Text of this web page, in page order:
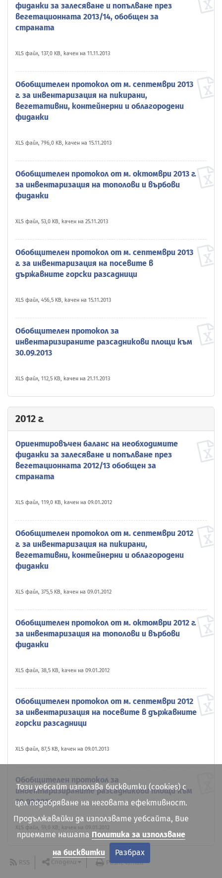
фиданки за залесяване и попълване през
вегетационната 2013/14, обобщен за
страната
XLS файл, 137,0 KB, качен на 11.11.2013
Обобщителен протокол от м. септември 2013
г. за инвентаризация на пикирани,
вегетативни, контейнерни и облагородени
фиданки
XLS файл, 796,0 KB, качен на 15.11.2013
Обобщителен протокол от м. октомври 2013 г.
за инвентаризация на тополови и върбови
фиданки
XLS файл, 53,0 KB, качен на 25.11.2013
Обобщителен протокол от м. септември 2013
г. за инвентаризация на посевите в
държавните горски разсадници
XLS файл, 456,5 KB, качен на 15.11.2013
Обобщителен протокол за
инвентаризираните разсадникови площи към
30.09.2013
XLS файл, 112,5 KB, качен на 21.11.2013
2012 г.
Ориентировъчен баланс на необходимите
фиданки за залесяване и попълване през
вегетационната 2012/13 обобщен за
страната
XLS файл, 119,0 KB, качен на 09.01.2012
Обобщителен протокол от м. септември 2012
г. за инвентаризация на пикирани,
вегетативни, контейнерни и облагородени
фиданки
XLS файл, 375,5 KB, качен на 09.01.2012
Обобщителен протокол от м. октомври 2012 г.
за инвентаризация на тополови и върбови
фиданки
XLS файл, 38,5 KB, качен на 09.01.2012
Обобщителен протокол от м. септември 2012
за инвентаризация на посевите в държавните
горски разсадници
XLS файл, 87,5 KB, качен на 09.01.2013
Обобщителен протокол за
инвентаризираните разсадникови площи към
30.09.2012
XLS файл, 59,0 KB, качен на 09.01.2012
RSS Сподели Разпечатай
Този уебсайт използва бисквитки (cookies) с
цел подобряване на неговата ефективност.
Продължавайки да използвате уебсайта, Вие
приемате нашата Политика за използване
на бисквитки
Разбрах